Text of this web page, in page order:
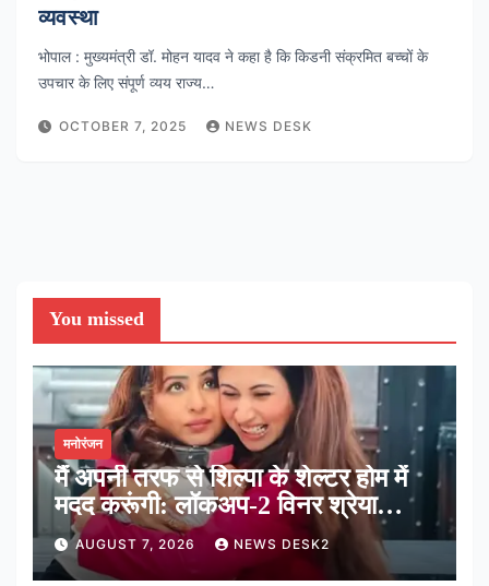
व्यवस्था
भोपाल : मुख्यमंत्री डॉ. मोहन यादव ने कहा है कि किडनी संक्रमित बच्चों के
उपचार के लिए संपूर्ण व्यय राज्य…
OCTOBER 7, 2025 NEWS DESK
You missed
मनोरंजन
मैं अपनी तरफ से शिल्पा के शेल्टर होम में
मदद करूंगी: लॉकअप-2 विनर श्रेया
कालरा
AUGUST 7, 2026 NEWS DESK2